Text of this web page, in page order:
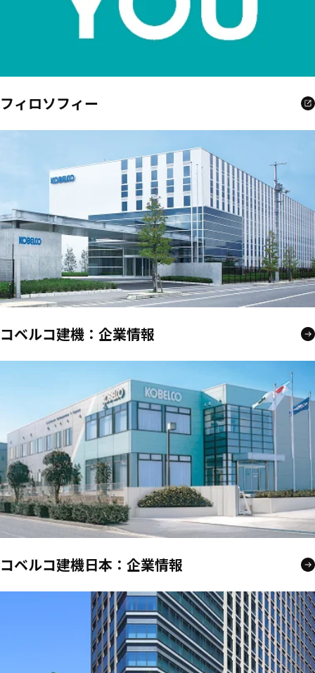
フィロソフィー
コベルコ建機：企業情報
コベルコ建機日本：企業情報